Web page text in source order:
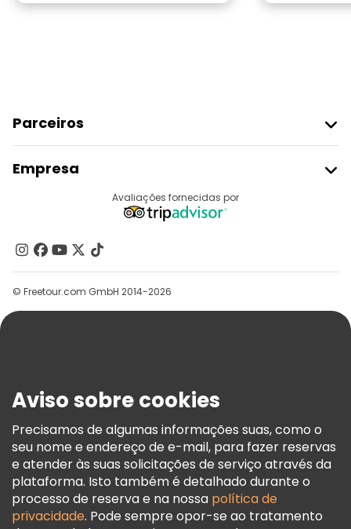
Parceiros
Registo Do Fornecedor
Programa De Afiliados
Empresa
Contacte-Nos
Grupos
Ajuda
Termos E Informações Legais
Política De Cookies
Freetour Prémios
Programa De Fidelidade
Avaliações fornecidas por
© Freetour.com GmbH 2014-2026
Aviso sobre cookies
Precisamos de algumas informações suas, como o
seu nome e endereço de e-mail, para fazer reservas
e atender às suas solicitações de serviço através da
plataforma. Isto também é detalhado durante o
processo de reserva e na nossa política de
privacidade. Pode sempre opor-se ao tratamento